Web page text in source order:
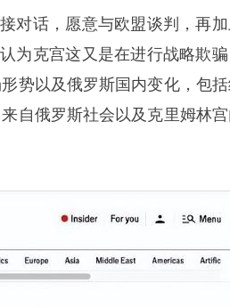
对话，愿意与欧盟谈判，再
为克宫这又是在进行战略欺
势以及俄罗斯国内变化，包
自俄罗斯社会以及克里姆林